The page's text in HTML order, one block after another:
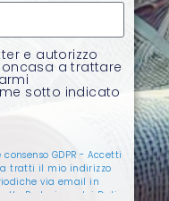
e autorizzo
a trattare
sotto indicato
GDPR - Accetti
tratti il mio indirizzo
via email in
Protezione dei Dati